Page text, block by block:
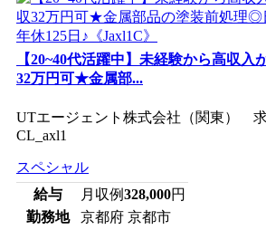
【20~40代活躍中】未経験から高収入
32万円可★金属部...
UTエージェント株式会社（関東）
CL_axl1
スペシャル
給与
月収例328,000円
勤務地
京都府 京都市